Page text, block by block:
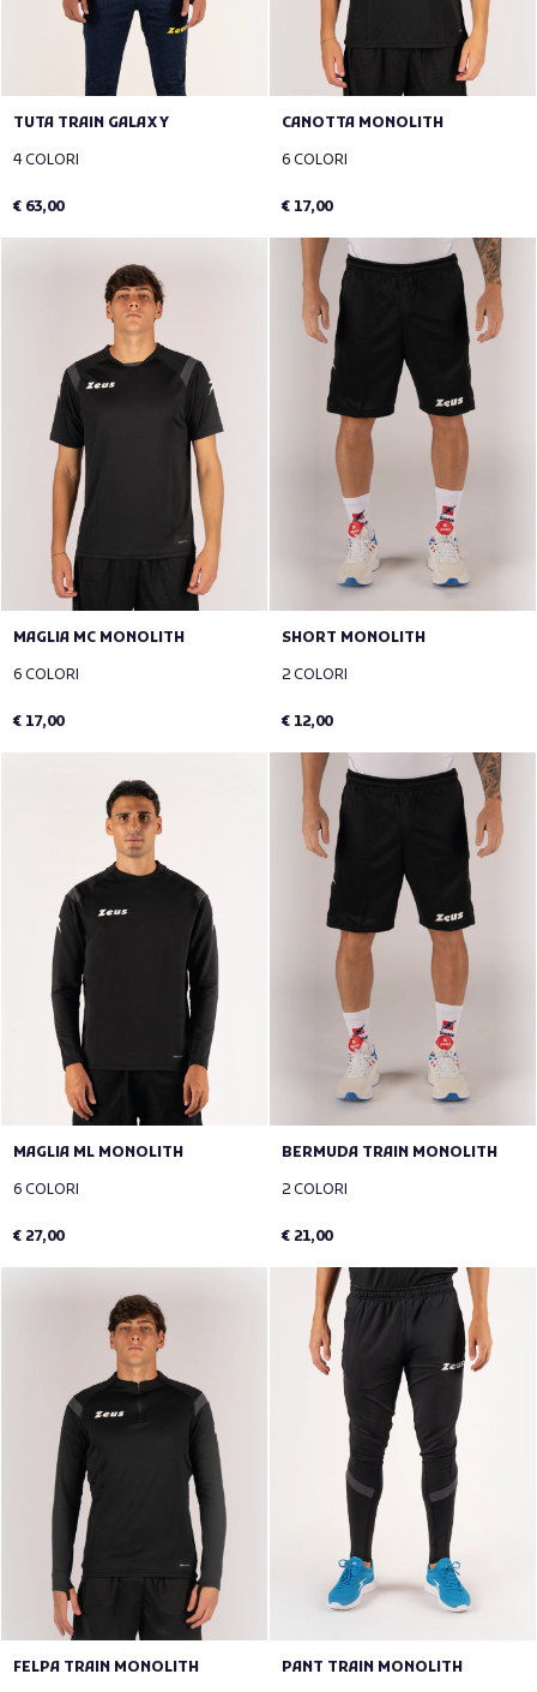
TUTA TRAIN GALAXY
4 COLORI
€ 63,00
CANOTTA MONOLITH
6 COLORI
€ 17,00
MAGLIA MC MONOLITH
6 COLORI
€ 17,00
SHORT MONOLITH
2 COLORI
€ 12,00
MAGLIA ML MONOLITH
6 COLORI
€ 27,00
BERMUDA TRAIN MONOLITH
2 COLORI
€ 21,00
FELPA TRAIN MONOLITH PANT TRAIN MONOLITH